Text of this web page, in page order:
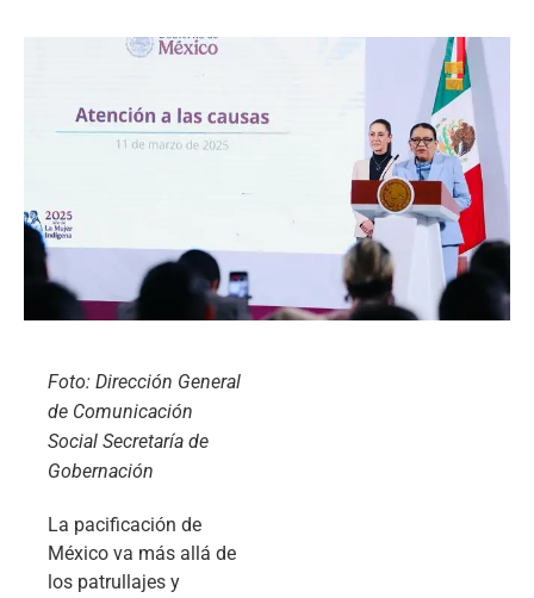
Foto: Dirección General
de Comunicación
Social Secretaría de
Gobernación
La pacificación de
México va más allá de
los patrullajes y